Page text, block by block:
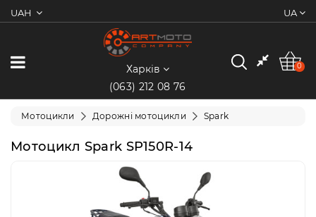
UAH UA
0
Категорії
Мотоцикли
Харків
(063) 212 08 76
0
Мотоцикли Дорожні мотоцикли Spark
Мотоцикл Spark SP150R-14